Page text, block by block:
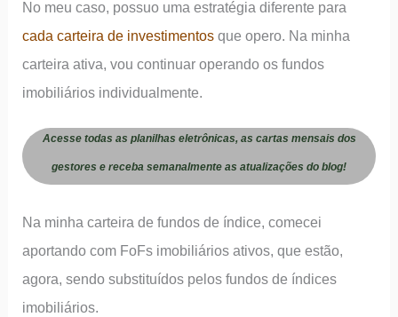
No meu caso, possuo uma estratégia diferente para
cada carteira de investimentos que opero. Na minha
carteira ativa, vou continuar operando os fundos
imobiliários individualmente.
Acesse todas as planilhas eletrônicas, as cartas mensais dos
gestores e receba semanalmente as atualizações do blog!
Na minha carteira de fundos de índice, comecei
aportando com FoFs imobiliários ativos, que estão,
agora, sendo substituídos pelos fundos de índices
imobiliários.